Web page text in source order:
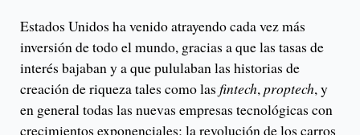
Estados Unidos ha venido atrayendo cada vez más
inversión de todo el mundo, gracias a que las tasas de
interés bajaban y a que pululaban las historias de
creación de riqueza tales como las fintech,proptech, y
en general todas las nuevas empresas tecnológicas con
crecimientos exponenciales; la revolución de los carros